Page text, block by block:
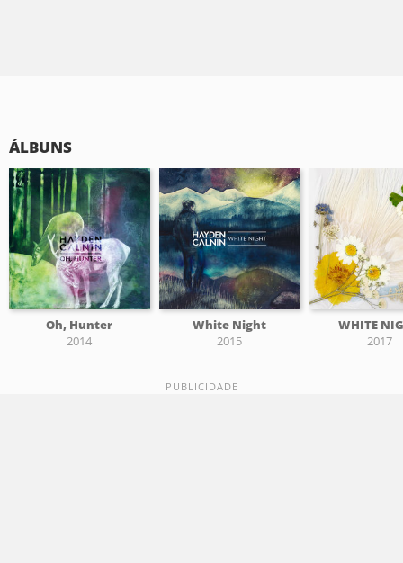
ÁLBUNS
Oh, Hunter
2014
White Night
2015
WHITE
2017